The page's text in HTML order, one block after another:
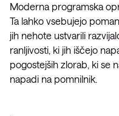
Moderna programska
Ta lahko vsebujejo
jih nehote ustvarili
ranljivosti, ki jih iščejo
pogostejših zlorab, ki se
napadi na pomnilnik.